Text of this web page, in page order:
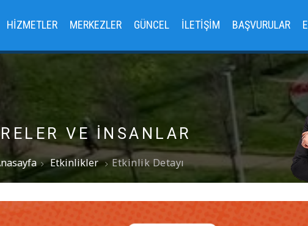
HIZMETLER MERKEZLER GÜNCEL İLETIŞIM BAŞVURULAR
VE İNSANLAR
Etkinlikler Etkinlik Detayı